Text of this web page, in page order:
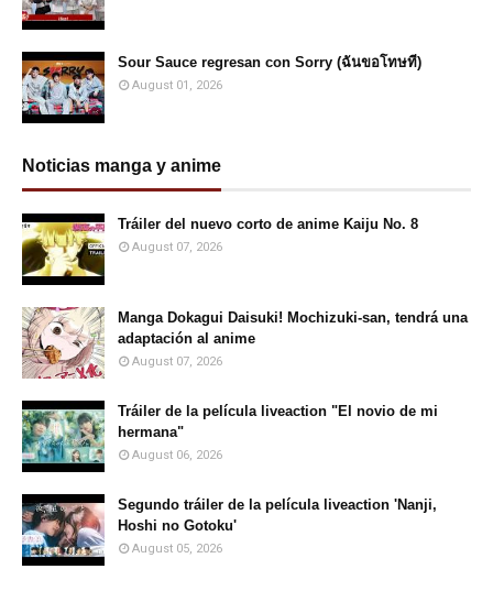
Sour Sauce regresan con Sorry (ฉันขอโทษที)
August 01, 2026
Noticias manga y anime
Tráiler del nuevo corto de anime Kaiju No. 8
August 07, 2026
Manga Dokagui Daisuki! Mochizuki-san, tendrá una
adaptación al anime
August 07, 2026
Tráiler de la película liveaction "El novio de mi
hermana"
August 06, 2026
Segundo tráiler de la película liveaction 'Nanji,
Hoshi no Gotoku'
August 05, 2026